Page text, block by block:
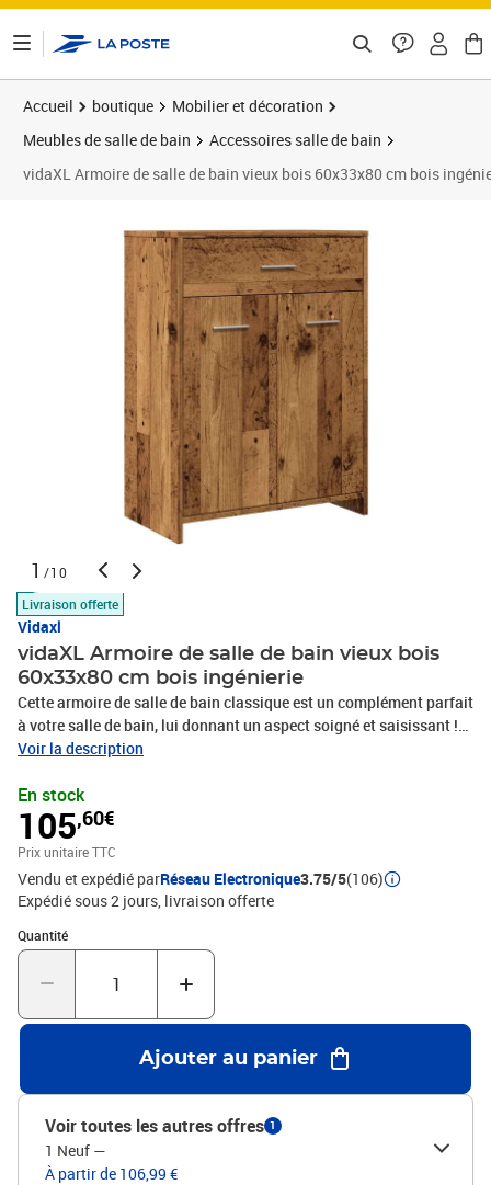
Accueil boutique
Mobilier et décoration
Meubles de salle de bain
Accessoires salle de bain
vidaXL Armoire de salle de bain vieux bois 60x33x80 cm bois
1 /10
Livraison offerte
Vidaxl
vidaXL Armoire de salle de bain vieux bois
60x33x80 cm bois ingénierie
Cette armoire de salle de bain classique est un complément parfait
à votre salle de bain, lui donnant un aspect soigné et saisissant !
Matériau robuste : le bois d'ingénierie est d'une qualité
résistance, stabilité et résistance à l'humidité.Beaucoup de
rangement : cette armoire de salle de bain a 1 tiroir et 2 portes,
vous offrant un grand espace de rangement pour ranger vos
essentiels dans votre salle de bain.Design élégant : les lignes
épurées et le design élégant font que cette armoire de rangement
de salle de bain s'intègre parfaitement dans votre salle de bain.
Attention :Pour éviter qu'il ne bascule, ce produit doit être utilisé
avec le dispositif de fixation murale fourni.Couleur : vieux
boisMatériau : bois d'ingénierieDimensions : 60 x 33 x 80 cm (l x P
plus de détails sur la façon d'empêcher vos meubles de basculer
Voir la description
En stock
105,60€
Prix unitaire TTC
Vendu et expédié parRéseau Electronique3.75/5(106)
Expédié sous 2 jours livraison offerte
Quantité
Quantité : 1
Ajouter au panier
Voir toutes les autres offres 1
1 Neuf —
À partir de 106,99 €